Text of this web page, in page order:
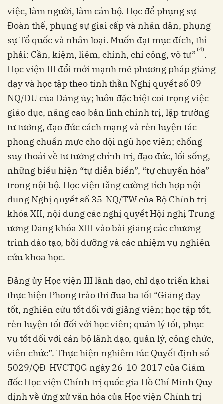
việc, làm người, làm cán bộ. Học để phụng sự
Đoàn thể, phụng sự giai cấp và nhân dân, phụng
sự Tổ quốc và nhân loại. Muốn đạt mục đích, thì
phải: Cần, kiệm, liêm, chính, chí công, vô tư” (4).
Học viện III đổi mới mạnh mẽ phương pháp giảng
dạy và học tập theo tinh thần Nghị quyết số 09-
NQ/ĐU của Đảng ủy; luôn đặc biệt coi trọng việc
giáo dục, nâng cao bản lĩnh chính trị, lập trường
tư tưởng, đạo đức cách mạng và rèn luyện tác
phong chuẩn mực cho đội ngũ học viên; chống
suy thoái về tư tưởng chính trị, đạo đức, lối sống,
những biểu hiện “tự diễn biến”, “tự chuyển hóa”
trong nội bộ. Học viện tăng cường tích hợp nội
dung Nghị quyết số 35-NQ/TW của Bộ Chính trị
khóa XII, nội dung các nghị quyết Hội nghị Trung
ương Đảng khóa XIII vào bài giảng các chương
trình đào tạo, bồi dưỡng và các nhiệm vụ nghiên
cứu khoa học.
Đảng ủy Học viện III lãnh đạo, chỉ đạo triển khai
thực hiện Phong trào thi đua ba tốt “Giảng dạy
tốt, nghiên cứu tốt đối với giảng viên; học tập tốt,
rèn luyện tốt đối với học viên; quản lý tốt, phục
vụ tốt đối với cán bộ lãnh đạo, quản lý, công chức,
viên chức”. Thực hiện nghiêm túc Quyết định số
5029/QĐ-HVCTQG ngày 26-10-2017 của Giám
đốc Học viện Chính trị quốc gia Hồ Chí Minh Quy
định về ứng xử văn hóa của Học viện Chính trị